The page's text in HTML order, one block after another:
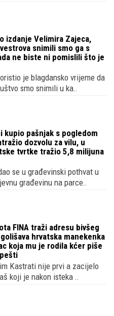
izdanje Velimira Zajeca,
snimili smo ga s
ne biste ni pomislili što je
je blagdansko vrijeme da
smo snimili u ka..
kupio pašnjak s pogledom
dozvolu za vilu, u
tvrtke tražio 5,8 milijuna
se u građevinski pothvat u
građevinu na parce..
FINA traži adresu bivšeg
hrvatska manekenka
koja mu je rodila kćer piše
Kastrati nije prvi a zacijelo
koji je nakon isteka ..